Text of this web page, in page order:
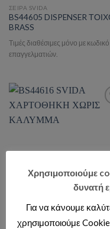
ΣΕΙΡΑ SVIDA
BS44605 DISPENSER
BRASS
Τιμές διαθέσιμες μόνο με κωδικό
επαγγελματιών.
ΣΕΙΡΑ SVIDA
BS44616 SVIDA
Χρησιμοποιούμε
δυνατή
Για να κάνουμε
χρησιμοποιούμε